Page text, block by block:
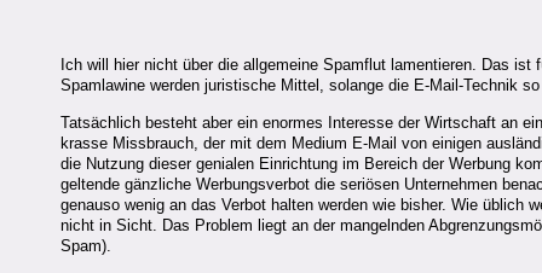
Ich will hier nicht über die allgemeine Spamflut lamentieren. Das
Spamlawine werden juristische Mittel, solange die E-Mail-Technik
Tatsächlich besteht aber ein enormes Interesse der Wirtschaft an
krasse Missbrauch, der mit dem Medium E-Mail von einigen
die Nutzung dieser genialen Einrichtung im Bereich der Werbung
geltende gänzliche Werbungsverbot die seriösen Unternehmen
genauso wenig an das Verbot halten werden wie bisher. Wie üblich
nicht in Sicht. Das Problem liegt an der mangelnden
Spam).